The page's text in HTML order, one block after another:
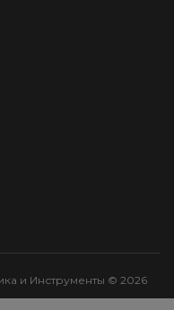
и Инструменты © 2026